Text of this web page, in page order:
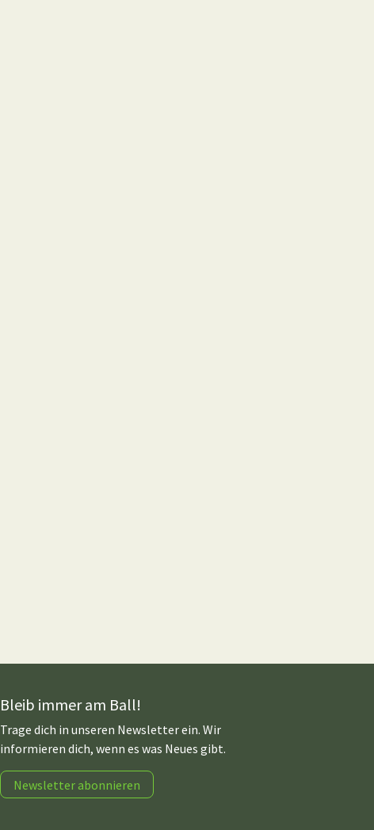
Bleib immer am Ball!
Trage dich in unseren Newsletter ein. Wir
informieren dich, wenn es was Neues gibt.
Newsletter abonnieren